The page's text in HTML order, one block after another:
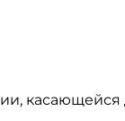
касающейся